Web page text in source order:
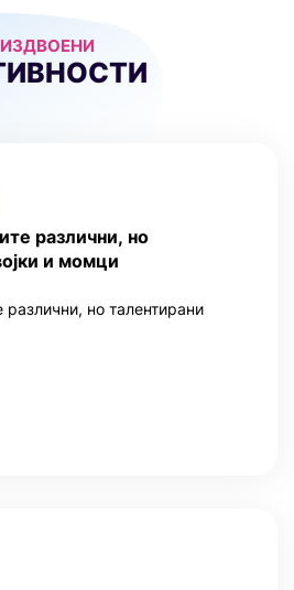
ИЗДВОЕНИ
различни, но
и момци
но талентирани